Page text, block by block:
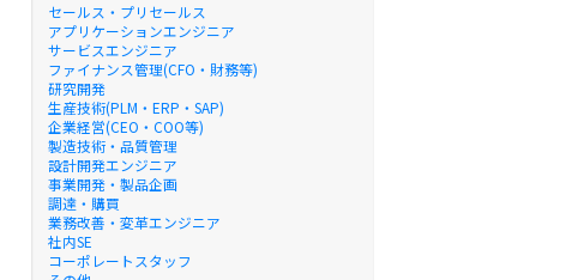
セールス・プリセールス
アプリケーションエンジニア
サービスエンジニア
ファイナンス管理(CFO・財務等)
研究開発
生産技術(PLM・ERP・SAP)
企業経営(CEO・COO等)
製造技術・品質管理
設計開発エンジニア
事業開発・製品企画
調達・購買
業務改善・変革エンジニア
社内SE
コーポレートスタッフ